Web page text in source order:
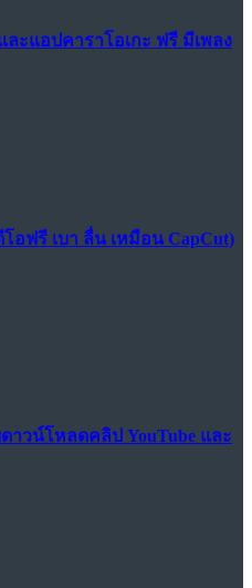
ละแอปคาราโอเกะ ฟรี มีเพลง
อฟรี เบา ลื่น เหมือน CapCut)
าวน์โหลดคลิป YouTube และ